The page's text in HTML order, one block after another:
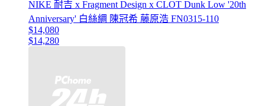
NIKE 耐吉 x Fragment Design x CLOT Dunk Low '20th
Anniversary' 白絲綢 陳冠希 藤原浩 FN0315-110
$14,080
$14,280